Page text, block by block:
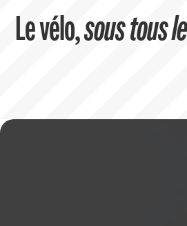
Le vélo,sous tous